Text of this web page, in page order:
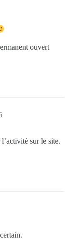
ouvert
sur le site.